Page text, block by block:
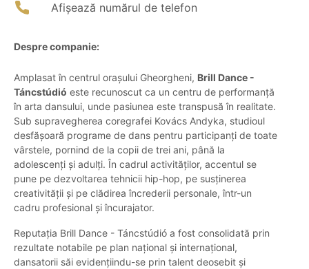
Afișează numărul de telefon
Despre companie:
Amplasat în centrul orașului Gheorgheni, Brill Dance -
Táncstúdió este recunoscut ca un centru de performanță
în arta dansului, unde pasiunea este transpusă în realitate.
Sub supravegherea coregrafei Kovács Andyka, studioul
desfășoară programe de dans pentru participanți de toate
vârstele, pornind de la copii de trei ani, până la
adolescenți și adulți. În cadrul activităților, accentul se
pune pe dezvoltarea tehnicii hip-hop, pe susținerea
creativității și pe clădirea încrederii personale, într-un
cadru profesional și încurajator.
Reputația Brill Dance - Táncstúdió a fost consolidată prin
rezultate notabile pe plan național și internațional,
dansatorii săi evidențiindu-se prin talent deosebit și